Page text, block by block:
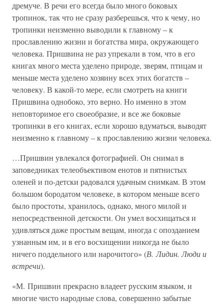
дремуче. В речи его всегда было много боковых
тропинок, так что не сразу разберешься, что к чему, но
тропинки неизменно выводили к главному – к
прославлению жизни и богатства мира, окружающего
человека. Пришвина не раз упрекали в том, что в его
книгах много места уделено природе, зверям, птицам и
меньше места уделено хозяину всех этих богатств –
человеку. В какой-то мере, если смотреть на книги
Пришвина однобоко, это верно. Но именно в этом
неповторимое его своеобразие, и все же боковые
тропинки в его книгах, если хорошо вдуматься, выводят
неизменно к главному – к прославлению жизни человека.
…Пришвин увлекался фотографией. Он снимал в
заповедниках телеобъективом енотов и пятнистых
оленей и по-детски радовался удачным снимкам. В этом
большом бородатом человеке, в котором меньше всего
было простоты, хранилось, однако, много милой и
непосредственной детскости. Он умел восхищаться и
удивляться даже простым вещам, иногда с опозданием
узнанным им, и в его восхищении никогда не было
ничего поддельного или нарочитого» (В. Лидин. Люди и
встречи).
«М. Пришвин прекрасно владеет русским языком, и
многие чисто народные слова, совершенно забытые